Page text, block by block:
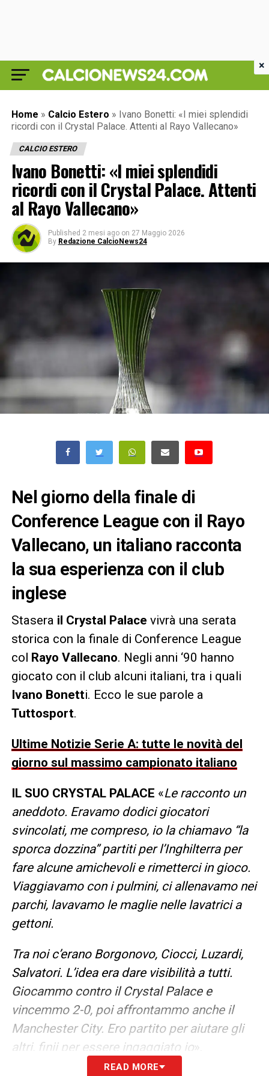
Home » Calcio Estero » Ivano Bonetti: «I miei splendidi
ricordi con il Crystal Palace. Attenti al Rayo Vallecano»
CALCIO ESTERO
Ivano Bonetti: «I miei splendidi
ricordi con il Crystal Palace. Attenti
al Rayo Vallecano»
Published 2 mesi ago on 27 Maggio 2026
By Redazione CalcioNews24
Nel giorno della finale di
Conference League con il Rayo
Vallecano, un italiano racconta
la sua esperienza con il club
inglese
Stasera il Crystal Palace vivrà una serata
storica con la finale di Conference League
col Rayo Vallecano. Negli anni ‘90 hanno
giocato con il club alcuni italiani, tra i quali
Ivano Bonetti. Ecco le sue parole a
Tuttosport.
Ultime Notizie Serie A: tutte le novità del
giorno sul massimo campionato italiano
IL SUO CRYSTAL PALACE «Le racconto un
aneddoto. Eravamo dodici giocatori
svincolati, me compreso, io la chiamavo “la
sporca dozzina” partiti per l’Inghilterra per
fare alcune amichevoli e rimetterci in gioco.
Viaggiavamo con i pulmini, ci allenavamo nei
parchi, lavavamo le maglie nelle lavatrici a
gettoni.
Tra noi c’erano Borgonovo, Ciocci, Luzardi,
Salvatori. L’idea era dare visibilità a tutti.
Giocammo contro il Crystal Palace e
vincemmo 2-0, poi affrontammo anche il
Manchester City. Ero partito per aiutare gli
altri, finii per essere ingaggiato io».
READ MORE
×